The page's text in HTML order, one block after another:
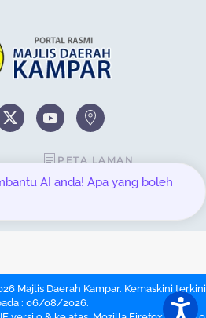
PETA LAMAN
STATISTIK PELAWAT
Majlis Daerah Kampar. Kemaskini terkini
: 06/08/2026.
AI anda! Apa yang boleh